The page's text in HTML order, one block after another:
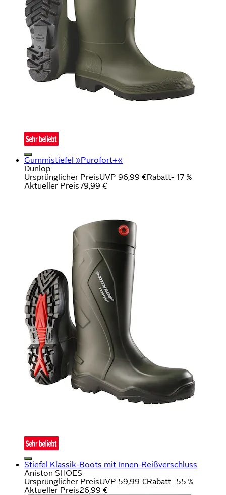
Gummistiefel »Purofort+«
Dunlop
Ursprünglicher PreisUVP 96,99 €Rabatt- 17 %
Aktueller Preis79,99 €
Stiefel Klassik-Boots mit Innen-Reißverschluss
Aniston SHOES
Ursprünglicher PreisUVP 59,99 €Rabatt- 55 %
Aktueller Preis26,99 €